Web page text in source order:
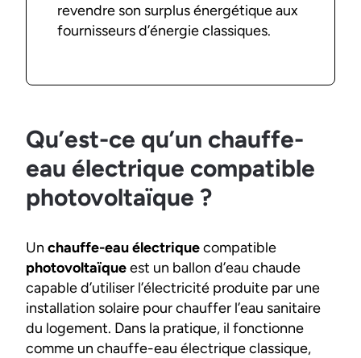
revendre son surplus énergétique aux
fournisseurs d’énergie classiques.
Qu’est-ce qu’un chauffe-
eau électrique compatible
photovoltaïque ?
Un chauffe-eau électriquecompatible
photovoltaïqueest un ballon d’eau chaude
capable d’utiliser l’électricité produite par une
installation solaire pour chauffer l’eau sanitaire
du logement. Dans la pratique, il fonctionne
comme un chauffe-eau électrique classique,